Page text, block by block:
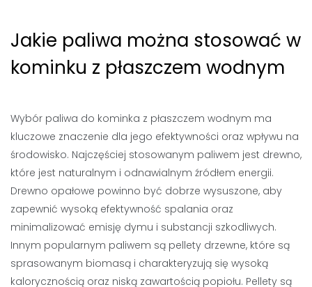
Jakie paliwa można stosować w
kominku z płaszczem wodnym
Wybór paliwa do kominka z płaszczem wodnym ma
kluczowe znaczenie dla jego efektywności oraz wpływu na
środowisko. Najczęściej stosowanym paliwem jest drewno,
które jest naturalnym i odnawialnym źródłem energii.
Drewno opałowe powinno być dobrze wysuszone, aby
zapewnić wysoką efektywność spalania oraz
minimalizować emisję dymu i substancji szkodliwych.
Innym popularnym paliwem są pellety drzewne, które są
sprasowanym biomasą i charakteryzują się wysoką
kalorycznością oraz niską zawartością popiołu. Pellety są